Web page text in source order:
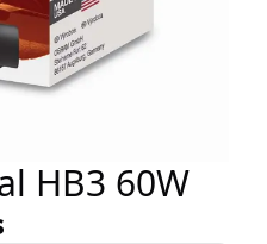
HB3 60W